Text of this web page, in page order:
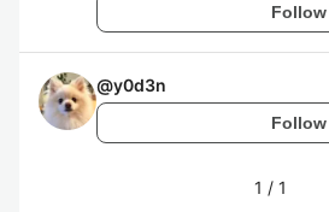
Follow
@y0d3n
Follow
1 / 1